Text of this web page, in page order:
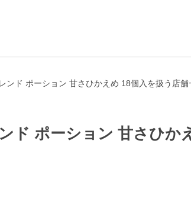
ンド ポーション 甘さひかえめ 18個入を扱う店舗
ド ポーション 甘さひか